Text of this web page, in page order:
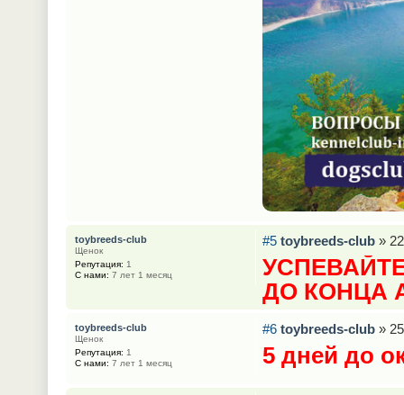
#5 toybreeds-club»
ДО КОНЦА
toybreeds-club
Щенок
Репутация: 1
С нами: 7 лет 1 месяц
#6 toybreeds-club»
5 дней до
toybreeds-club
Щенок
Репутация: 1
С нами: 7 лет 1 месяц